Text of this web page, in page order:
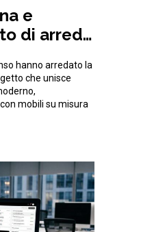
e
di arredo
hanno arredato la
che unisce
mobili su misura